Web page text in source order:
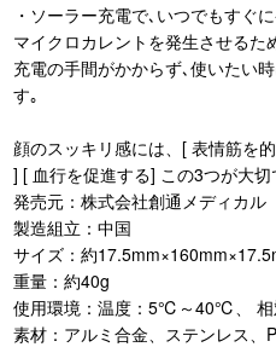
・ソーラー充電で､いつでもすぐに
マイクロカレントを発生させるた
充電の手間がかからず､使いたい
す｡
顔のスッキリ感には、[ 表情筋を
] [ 血行を促進する] この3つが大切
発売元：株式会社創通メディカル
製造組立：中国
サイズ：約
重量：約40g
使用環境：温度：5℃～40℃、 相
素材：アルミ合金、ステンレス、